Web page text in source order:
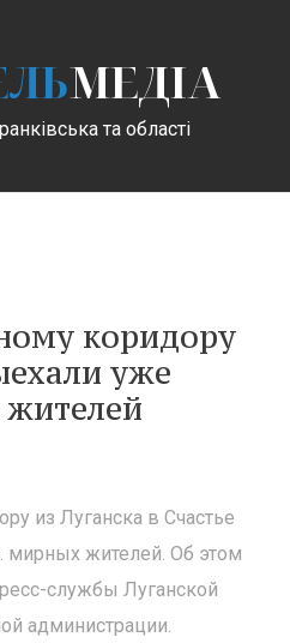
МЕДІА
та області
коридору
уже
из Луганска в Счастье
мирных жителей. Об этом
службы Луганской
администрации.